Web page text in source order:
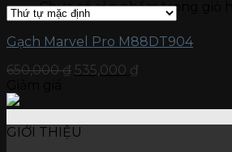
Gạch kích thước 15
Gạch ốp tường
Đá nung kết Vasta
Gạch kích thước 60
Chưa có sản phẩm trong giỏ
Gạch Marvel Pro M88DT904
650,000₫ 535,000 ₫
GIỚI THIỆU